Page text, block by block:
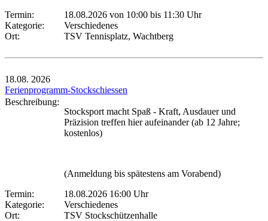
Termin:
18.08.2026 von 10:00 bis 11:30 Uhr
Kategorie:
Verschiedenes
Ort:
TSV Tennisplatz, Wachtberg
18.08. 2026
Ferienprogramm-Stockschiessen
Beschreibung:
Stocksport macht Spaß - Kraft, Ausdauer und
Präzision treffen hier aufeinander (ab 12 Jahre;
kostenlos)
(Anmeldung bis spätestens am Vorabend)
Termin:
18.08.2026 16:00 Uhr
Kategorie:
Verschiedenes
Ort:
TSV Stockschützenhalle